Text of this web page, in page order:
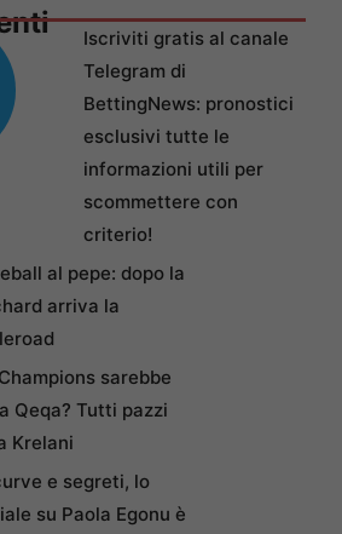
Iscriviti gratis al canale
Telegram di
BettingNews: pronostici
esclusivi tutte le
informazioni utili per
scommettere con
criterio!
al pepe: dopo la
arriva la
sarebbe
Qeqa? Tutti pazzi
Krelani
e segreti, lo
su Paola Egonu è